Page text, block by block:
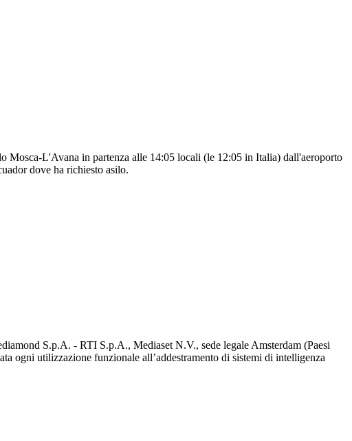
Mosca-L'Avana in partenza alle 14:05 locali (le 12:05 in Italia) dall'aeroporto
dove ha richiesto asilo.
S.p.A. - RTI S.p.A., Mediaset N.V., sede legale Amsterdam (Paesi
ogni utilizzazione funzionale all’addestramento di sistemi di intelligenza